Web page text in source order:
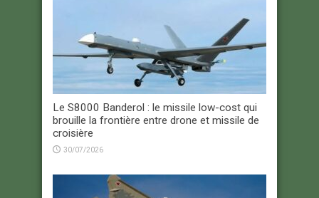
Le S8000 Banderol : le missile low-cost qui
brouille la frontière entre drone et missile de
croisière
30/07/2026